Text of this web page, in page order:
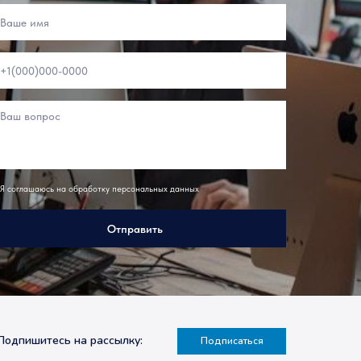
Я соглашаюсь на обработку персональных данных
Отправить
на рассылку: Подписаться